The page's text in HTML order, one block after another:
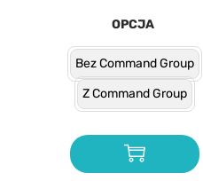
OPCJA
Bez Command Group
Z Command Group